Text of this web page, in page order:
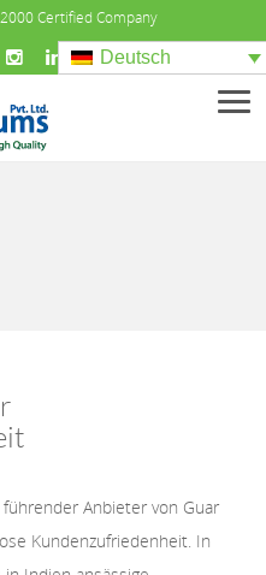
Certified Company
Deutsch
Anbieter von Guar
Kundenzufriedenheit. In